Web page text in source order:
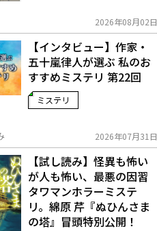
2026年08月02日
【インタビュー】作家・
五十嵐律人が選ぶ 私のお
すすめミステリ 第22回
ミステリ
2026年07月31日
【試し読み】怪異も怖い
が人も怖い、最悪の因習
タワマンホラーミステ
リ。綿原 芹『ぬひんさま
の塔』冒頭特別公開！